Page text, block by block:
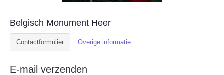
Belgisch Monument Heer
Contactformulier Overige informatie
E-mail verzenden